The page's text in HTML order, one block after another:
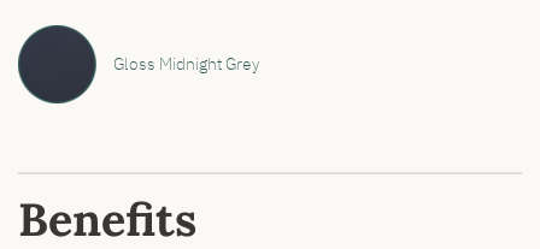
Gloss Midnight Grey
Benefits